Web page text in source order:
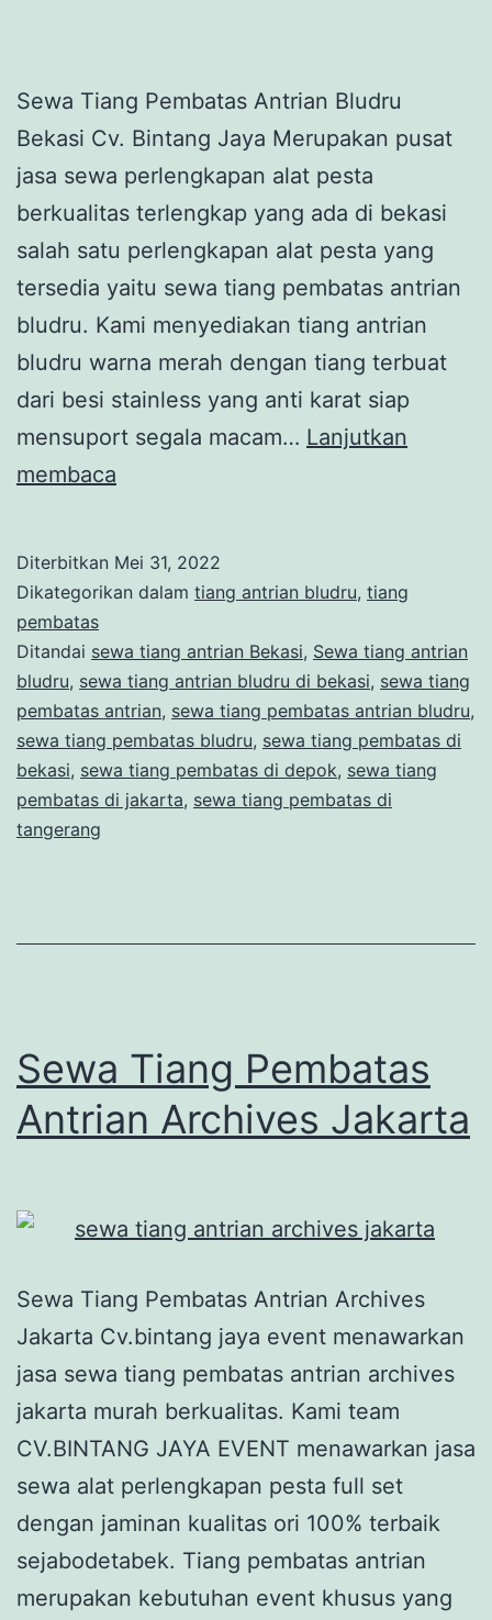
Sewa Tiang Pembatas Antrian Bludru
Bekasi Cv. Bintang Jaya Merupakan pusat
jasa sewa perlengkapan alat pesta
berkualitas terlengkap yang ada di bekasi
salah satu perlengkapan alat pesta yang
tersedia yaitu sewa tiang pembatas antrian
bludru. Kami menyediakan tiang antrian
bludru warna merah dengan tiang terbuat
dari besi stainless yang anti karat siap
mensuport segala macam… Lanjutkan
membaca
Antrian
Bekasi
Diterbitkan Mei 31, 2022
Dikategorikan dalam tiang antrian bludru, tiang
pembatas
Ditandai sewa tiang antrian Bekasi, Sewa tiang antrian
bludru, sewa tiang antrian bludru di bekasi, sewa tiang
pembatas antrian, sewa tiang pembatas antrian bludru,
sewa tiang pembatas bludru, sewa tiang pembatas di
bekasi, sewa tiang pembatas di depok, sewa tiang
pembatas di jakarta, sewa tiang pembatas di
tangerang
Sewa Tiang Pembatas
Antrian Archives Jakarta
Sewa Tiang Pembatas Antrian Archives
Jakarta Cv.bintang jaya event menawarkan
jasa sewa tiang pembatas antrian archives
jakarta murah berkualitas. Kami team
CV.BINTANG JAYA EVENT menawarkan jasa
sewa alat perlengkapan pesta full set
dengan jaminan kualitas ori 100% terbaik
sejabodetabek. Tiang pembatas antrian
merupakan kebutuhan event khusus yang